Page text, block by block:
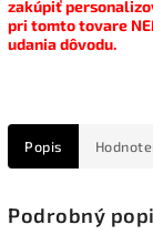
zakúpiť
pri tomto tovare
udania dôvodu.
Popis
Podrobný